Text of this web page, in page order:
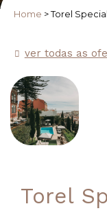
Home > Torel
ver todas as
Torel